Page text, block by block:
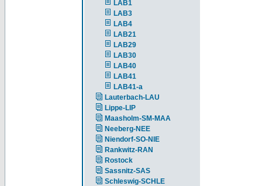
LAB1
LAB3
LAB4
LAB21
LAB29
LAB30
LAB40
LAB41
LAB41-a
Lauterbach-LAU
Lippe-LIP
Maasholm-SM-MAA
Neeberg-NEE
Niendorf-SO-NIE
Rankwitz-RAN
Rostock
Sassnitz-SAS
Schleswig-SCHLE